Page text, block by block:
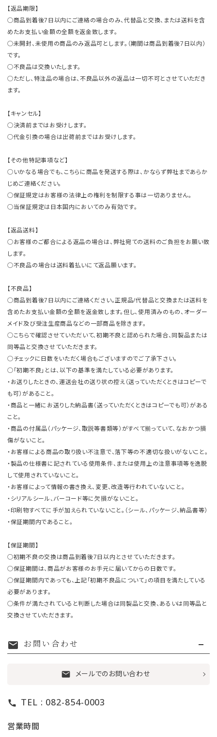
【返品期限】
○商品到着後7日以内にご連絡の場合のみ、代替品と交換、または送料を含
めたお支払い金額の全額を返金致します。
○未開封、未使用の商品のみ返品可とします。（期間は商品到着後7日以内）
です。
○不良品は交換いたします。
○ただし、特注品の場合は、不良品以外の返品は一切不可とさせていただき
ます。
【キャンセル】
○決済前まではお受けします。
○代金引換の場合は出荷前まではお受けします。
【その他特記事項など】
○いかなる場合でも、こちらに商品を発送する際は、かならず弊社まであらか
じめご連絡ください。
○保証規定はお客様の法律上の権利を制限する事は一切ありません。
○当保証規定は日本国内においてのみ有効です。
【返品送料】
○お客様のご都合による返品の場合は、弊社宛ての送料のご負担をお願い致
します。
○不良品の場合は送料着払いにて返品願います。
【不良品】
○商品到着後7日以内にご連絡ください。正規品/代替品と交換または送料を
含めたお支払い金額の全額を返金致します。但し、使用済みのもの、オーダー
メイド及び受注生産商品などの一部商品を除きます。
○こちらで確認させていただいて、初期不良と認められた場合、同製品または
同等品と交換させていただきます。
○チェックに日数をいただく場合もございますのでご了承下さい。
○「初期不良」とは、以下の基準を満たしている必要があります。
・お送りしたときの、運送会社の送り状の控え（送っていただくときはコピーで
も可）があること。
・商品と一緒にお送りした納品書（送っていただくときはコピーでも可）がある
こと。
・商品の付属品（パッケージ、取説等書類等）がすべて揃っていて、なおかつ損
傷がないこと。
・お客様による商品の取り扱い不注意で、落下等の不適切な扱いがないこと。
・製品の仕様書に記されている使用条件、または使用上の注意事項等を逸脱
して使用されていないこと。
・お客様によって情報の書き換え、変更、改造等行われていないこと。
・シリアルシール、バーコード等に欠損がないこと。
・印刷物すべてに手が加えられていないこと。（シール、パッケージ、納品書等）
・保証期間内であること。
【保証期間】
○初期不良の交換は商品到着後7日以内とさせていただきます。
○保証期間は、商品がお客様のお手元に届いてからの日数です。
○保証期間内であっても、上記「初期不良品について」の項目を満たしている
必要があります。
○条件が満たされていると判断した場合は同製品と交換、あるいは同等品と
交換させていただきます。
mail お問い合わせ
mail メールでのお問い合わせ
call TEL : 082-854-0003
営業時間